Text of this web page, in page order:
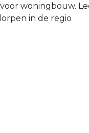
woningbouw.
in de regio